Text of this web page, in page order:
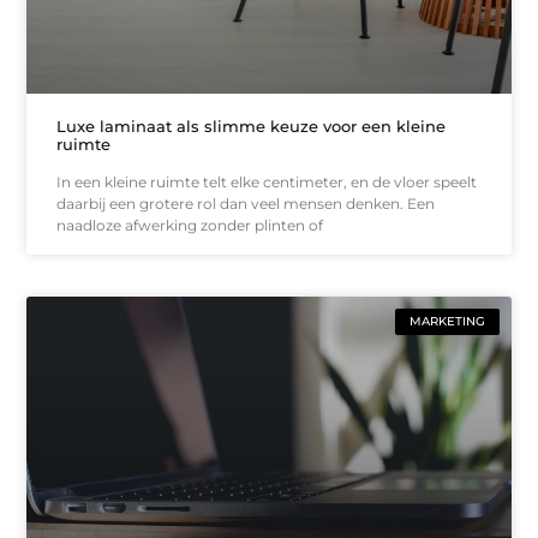
Luxe laminaat als slimme keuze voor een kleine
ruimte
In een kleine ruimte telt elke centimeter, en de vloer speelt
daarbij een grotere rol dan veel mensen denken. Een
naadloze afwerking zonder plinten of
MARKETING